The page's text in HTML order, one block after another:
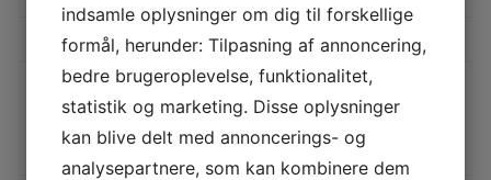
LÆS MERE
indsamle oplysninger om dig til forskellige
formål, herunder: Tilpasning af annoncering,
bedre brugeroplevelse, funktionalitet,
statistik og marketing. Disse oplysninger
kan blive delt med annoncerings- og
analysepartnere, som kan kombinere dem